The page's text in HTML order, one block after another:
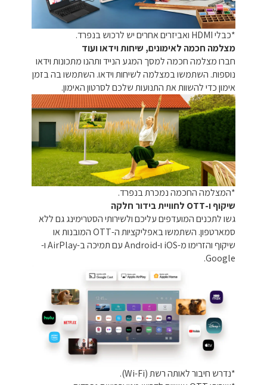
*כבלי HDMI ואביזרים אחרים יש לרכוש בנפרד.
מצלמה חכמה לאימונים, שיחות וידאו ועוד
חברו מצלמה חכמה למסך המגע הנייד ותהנו מתכונות וידאו
נוספות. השתמשו במצלמה לשיחות וידאו. השתמשו בה בזמן
אימון כדי להשוות את התנועות שלכם לסרטון האימון.
*המצלמה החכמה נמכרת בנפרד.
שיקוף ו-OTT לחוויית בידור חלקה
גשו לתכנים המועדפים עליכם ולשירותי הסטרימינג גם ללא
סמארטפון. השתמשו באפליקציות ה-OTT המובנות או
שיקוף והזרימו מ-iOS ו-Android עם תמיכה ב-AirPlay ו-
Google.
*נדרש חיבור לאותה רשת (Wi-Fi).